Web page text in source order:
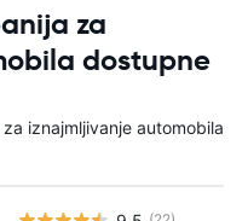
za
dostupne
iznajmljivanje automobila